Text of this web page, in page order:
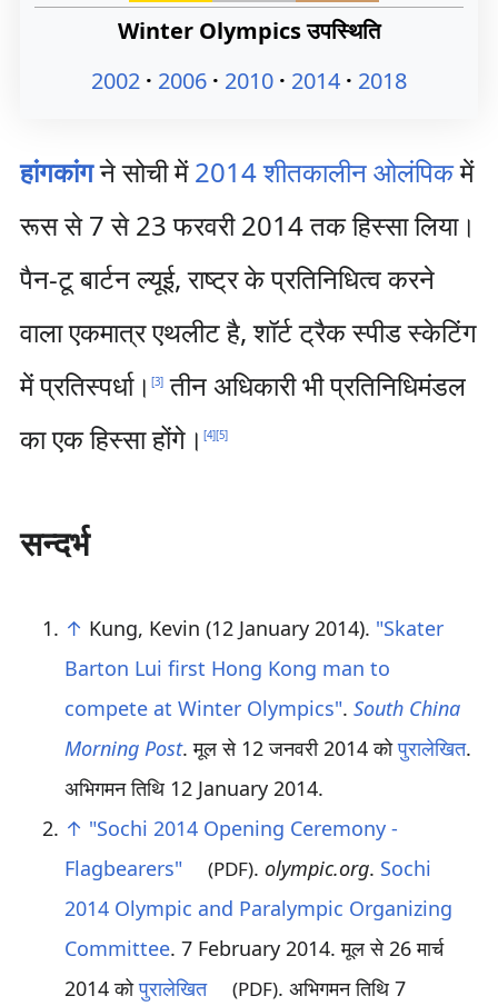
Winter Olympics उपस्थिति
2002
2006 2010 2014 2018
हांगकांगने सोची में2014 शीतकालीन ओलंपिकमें
रूस से 7 से 23 फरवरी 2014 तक हिस्सा लिया।
पैन-टू बार्टन ल्यूई, राष्ट्र के प्रतिनिधित्व करने
वाला एकमात्र एथलीट है, शॉर्ट ट्रैक स्पीड स्केटिंग
में प्रतिस्पर्धा। [3]तीन अधिकारी भी प्रतिनिधिमंडल
का एक हिस्सा होंगे। [4][5]
सन्दर्भ
↑ Kung, Kevin (12 January 2014). "Skater
Barton Lui first Hong Kong man to
compete at Winter Olympics". South China
Morning Post. मूल से 12 जनवरी 2014 कोपुरालेखित.
अभिगमन तिथि 12 January2014.
↑ "Sochi 2014 Opening Ceremony -
Flagbearers"
(PDF). olympic.org. Sochi
2014 Olympic and Paralympic Organizing
Committee. 7 February 2014. मूल से 26 मार्च
2014 कोपुरालेखित (PDF). अभिगमन तिथि 7